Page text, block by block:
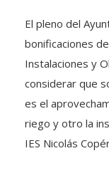
El pleno del
bonificaciones
Instalaciones y
considerar que
es el
riego y otro la
IES Nicolás